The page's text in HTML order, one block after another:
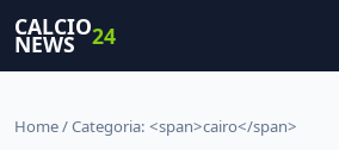
CALCIO
NEWS 24
Home/ Categoria: <span>cairo</span>